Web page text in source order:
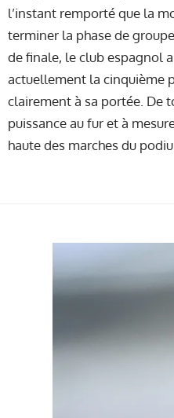
l’instant remporté que la
terminer la phase de
de finale, le club espagnol
actuellement la cinquième
clairement à sa portée. De
puissance au fur et à
haute des marches du